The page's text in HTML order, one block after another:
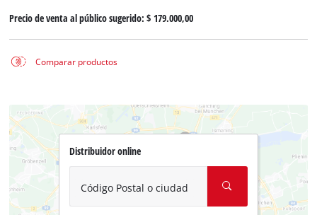
Precio de venta al público sugerido:$ 179.000,00
Comparar productos
Distribuidor online
Código Postal o ciudad